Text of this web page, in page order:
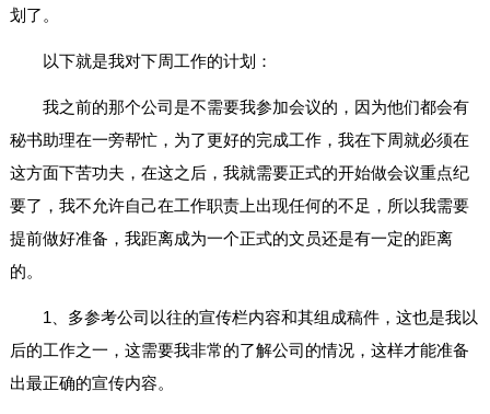
划了。
以下就是我对下周工作的计划：
我之前的那个公司是不需要我参加会议的，因为他们都会有
秘书助理在一旁帮忙，为了更好的完成工作，我在下周就必须在
这方面下苦功夫，在这之后，我就需要正式的开始做会议重点纪
要了，我不允许自己在工作职责上出现任何的不足，所以我需要
提前做好准备，我距离成为一个正式的文员还是有一定的距离
的。
1、多参考公司以往的宣传栏内容和其组成稿件，这也是我以
后的工作之一，这需要我非常的了解公司的情况，这样才能准备
出最正确的宣传内容。